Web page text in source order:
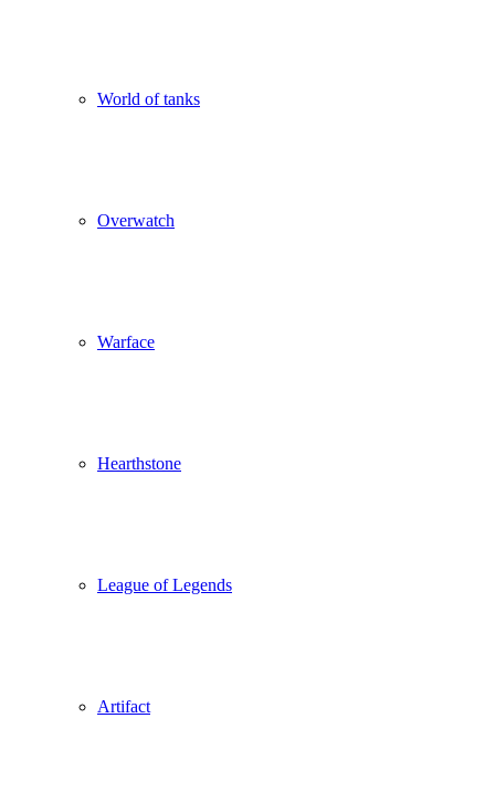
World of tanks
Overwatch
Warface
Hearthstone
League of Legends
Artifact